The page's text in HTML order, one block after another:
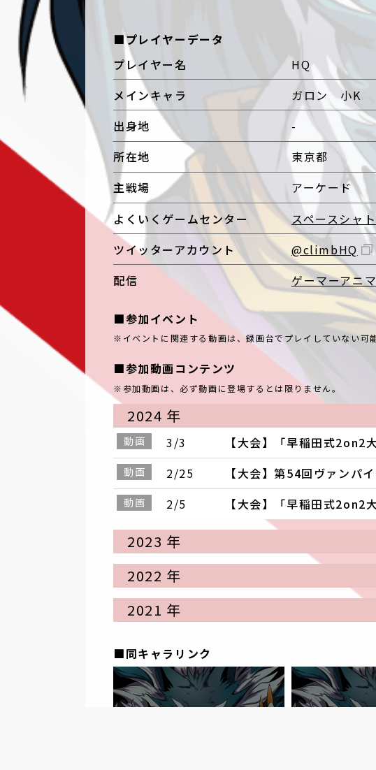
■プレイヤーデータ
プレイヤー名
HQ
メインキャラ
ガロン 小K
出身地
-
所在地
東京都
主戦場
アーケード
よくいくゲームセンター
スペースシャ
ツイッターアカウント
@climbHQ
配信
ゲーマーアニ
■参加イベント
※イベントに関連する動画は、録画台でプレイしていない可
■参加動画コンテンツ
※参加動画は、必ず動画に登場するとは限りません。
2024 年
動画 3/3 【大会】「早稲田式
動画 2/25 【大会】第54回ヴァンパ
動画 2/5 【大会】「早稲田式
2023 年
2022 年
2021 年
■同キャラリンク